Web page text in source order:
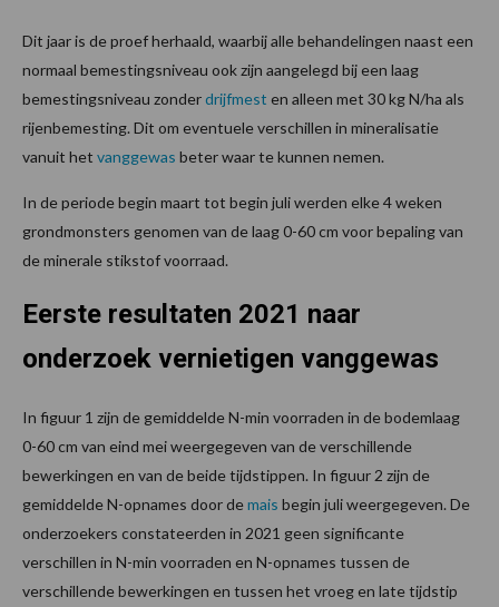
Dit jaar is de proef herhaald, waarbij alle behandelingen naast een
normaal bemestingsniveau ook zijn aangelegd bij een laag
bemestingsniveau zonderdrijfmest en alleen met 30 kg N/ha als
rijenbemesting. Dit om eventuele verschillen in mineralisatie
vanuit het vanggewas beter waar te kunnen nemen.
In de periode begin maart tot begin juli werden elke 4 weken
grondmonsters genomen van de laag 0-60 cm voor bepaling van
de minerale stikstof voorraad.
Eerste resultaten 2021 naar
onderzoek vernietigen vanggewas
In figuur 1 zijn de gemiddelde N-min voorraden in de bodemlaag
0-60 cm van eind mei weergegeven van de verschillende
bewerkingen en van de beide tijdstippen. In figuur 2 zijn de
gemiddelde N-opnames door demais begin juli weergegeven. De
onderzoekers constateerden in 2021 geen significante
verschillen in N-min voorraden en N-opnames tussen de
verschillende bewerkingen en tussen het vroeg en late tijdstip